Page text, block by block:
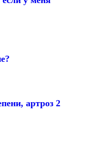
артроз 2